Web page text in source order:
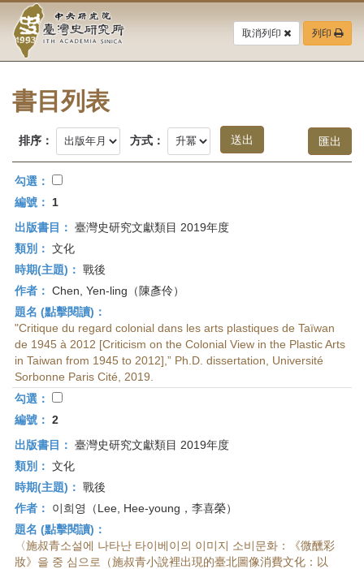
要
中
央
研
究
院-
臺
灣
史
研
究
所-
首
頁
取消列印 列印
書目列表
排序： 方式：
勾選：
編號：
1
出版書目： 臺灣史研究文獻類目 2019年度
類別： 文化
時期(主題)： 戰後
作者： Chen, Yen-ling（陳彥伶）
題名 (點擊閱讀)：
"Critique du regard colonial dans les arts plastiques de Taïwan
de 1945 à 2012 [Criticism on the Colonial View in the Plastic Arts
in Taiwan from 1945 to 2012],” Ph.D. dissertation, Université
Sorbonne Paris Cité, 2019.
勾選：
編號： 2
出版書目： 臺灣史研究文獻類目 2019年度
類別： 文化
時期(主題)： 戰後
作者：
이희영（Lee, Hee-young，李喜榮）
題名 (點擊閱讀)：
〈施叔青소설에 나타난 타이베이의 이미지 소비문화：《微醺彩
妝》을 중 심으로（施叔青小說裡出現的臺北圖像消費文化：以